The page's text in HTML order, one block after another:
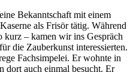
Bekanntschaft mit einem
als Frisör tätig. Während
kurz ‒ kamen wir ins Gespräch
die Zauberkunst interessierten.
Fachsimpelei. Er wohnte in
dort auch einmal besucht. Er